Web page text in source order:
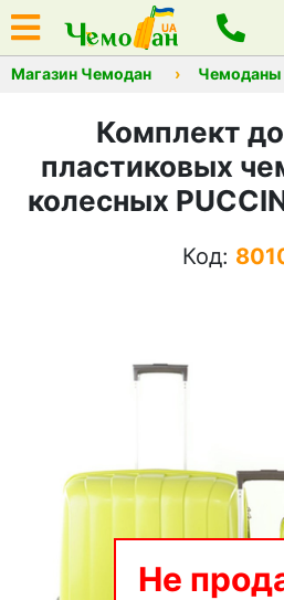
Магазин Чемодан Чемоданы
Комплект
пластиковых
колесных
Код:
Не